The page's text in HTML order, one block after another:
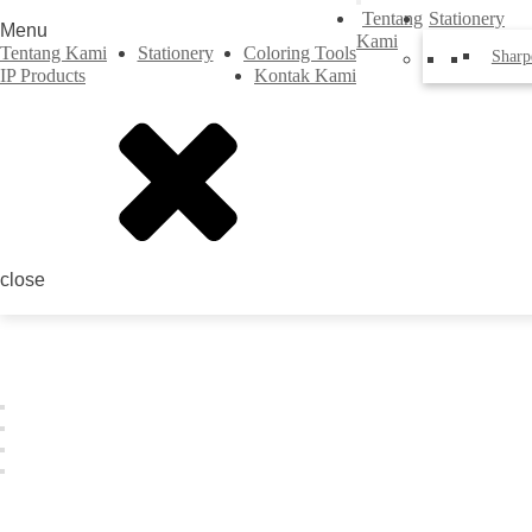
Menu
Tentang Kami
Stationery
Coloring Tools
IP Products
Kontak Kami
close
Tentang
Kami
Stationery